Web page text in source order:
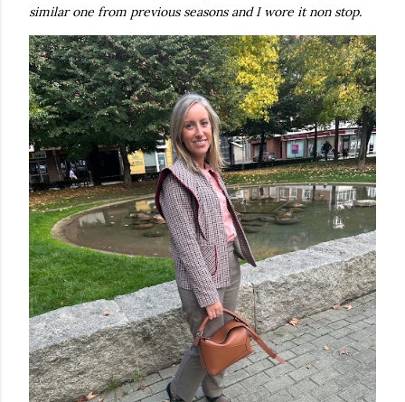
similar one from previous seasons and I wore it non stop.